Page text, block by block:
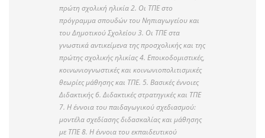
πρώτη σχολική ηλικία 2. Οι ΤΠΕ στο
πρόγραμμα σπουδών του Νηπιαγωγείου και
του Δημοτικού Σχολείου 3. Οι ΤΠΕ στα
γνωστικά αντικείμενα της προσχολικής και της
πρώτης σχολικής ηλικίας 4. Εποικοδομιστικές,
κοινωνιογνωστικές και κοινωνιοπολιτισμικές
θεωρίες μάθησης και ΤΠΕ. 5. Βασικές έννοιες
Διδακτικής 6. Διδακτικές στρατηγικές και ΤΠΕ
7. Η έννοια του παιδαγωγικού σχεδιασμού:
μοντέλα σχεδίασης διδασκαλίας και μάθησης
με ΤΠΕ 8. Η έννοια του εκπαιδευτικού